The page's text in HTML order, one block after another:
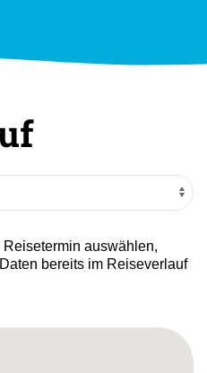
auswählen,
bereits im Reiseverlauf